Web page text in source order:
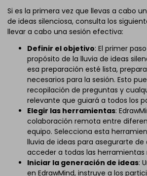
Si es la primera vez que llevas a cabo
de ideas silenciosa, consulta los
llevar a cabo una sesión efectiva:
Definir el objetivo: El primer
propósito de la lluvia de ideas
esa preparación esté lista,
necesarios para la sesión. Esto
recopilación de preguntas y
relevante que guiará a todos los
Elegir las herramientas:
colaboración remota entre
equipo. Selecciona esta
lluvia de ideas para asegurarte
acceder a todas las herramientas
Iniciar la generación de ideas:
en EdrawMind, instruye a los